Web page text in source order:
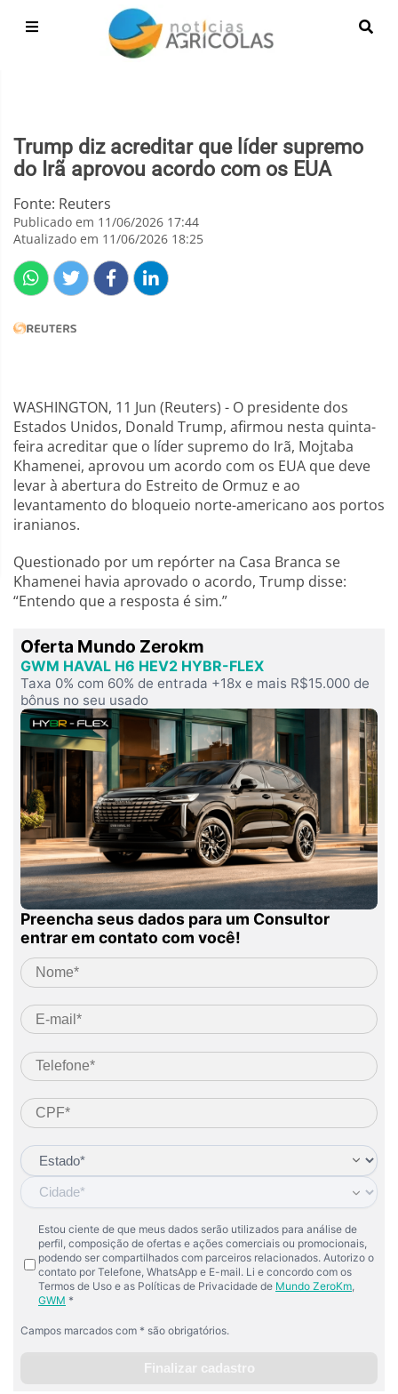
Trump diz acreditar que líder supremo
do Irã aprovou acordo com os EUA
Fonte: Reuters
Publicado em 11/06/2026 17:44
Atualizado em 11/06/2026 18:25
WASHINGTON, 11 Jun (Reuters) - O presidente dos
Estados Unidos, Donald Trump, afirmou nesta quinta-
feira acreditar que o líder supremo do Irã, Mojtaba
Khamenei, aprovou um acordo com os EUA que deve
levar à abertura do Estreito de Ormuz e ao
levantamento do bloqueio norte-americano aos portos
iranianos.
Questionado por um repórter na Casa Branca se
Khamenei havia aprovado o acordo, Trump disse:
“Entendo que a resposta é sim.”